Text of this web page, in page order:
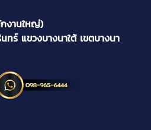
งานใหญ่)
ร์ แขวงบางนาใต้ เขตบางนา